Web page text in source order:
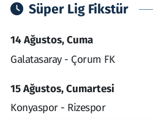
Süper Lig Fikstür
14 Ağustos, Cuma
Galatasaray - Çorum FK
15 Ağustos, Cumartesi
Konyaspor - Rizespor